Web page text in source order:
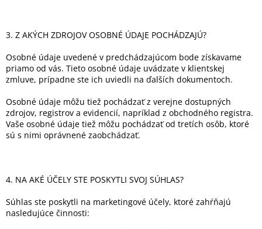
3. Z AKÝCH ZDROJOV OSOBNÉ ÚDAJE POCHÁDZAJÚ?
Osobné údaje uvedené v predchádzajúcom bode získavame
priamo od vás. Tieto osobné údaje uvádzate v klientskej
zmluve, prípadne ste ich uviedli na ďalších dokumentoch.
Osobné údaje môžu tiež pochádzať z verejne dostupných
zdrojov, registrov a evidencií, napríklad z obchodného registra.
Vaše osobné údaje tiež môžu pochádzať od tretích osôb, ktoré
sú s nimi oprávnené zaobchádzať.
4. NA AKÉ ÚČELY STE POSKYTLI SVOJ SÚHLAS?
Súhlas ste poskytli na marketingové účely, ktoré zahŕňajú
nasledujúce činnosti: